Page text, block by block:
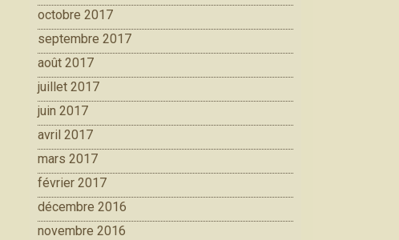
octobre 2017
septembre 2017
août 2017
juillet 2017
juin 2017
avril 2017
mars 2017
février 2017
décembre 2016
novembre 2016